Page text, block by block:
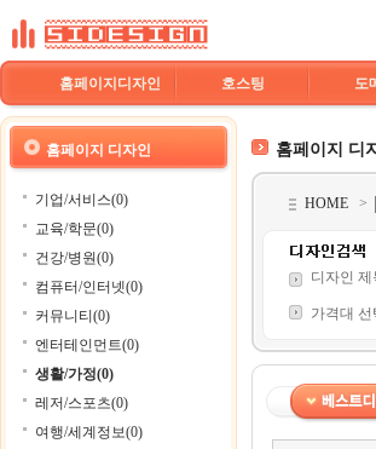
홈페이지디자인 호스팅 도
홈페이지 디자인
기업/서비스(0)
교육/학문(0)
건강/병원(0)
컴퓨터/인터넷(0)
커뮤니티(0)
엔터테인먼트(0)
생활/가정(0)
레저/스포츠(0)
여행/세계정보(0)
홈페이지 디
HOME >
디자인 제
가격대 선